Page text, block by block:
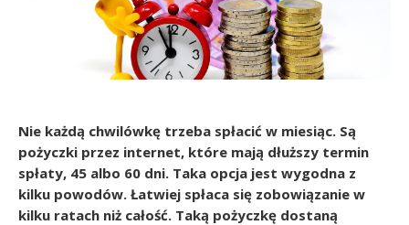
Nie każdą chwilówkę trzeba spłacić w miesiąc. Są
pożyczki przez internet, które mają dłuższy termin
spłaty, 45 albo 60 dni. Taka opcja jest wygodna z
kilku powodów. Łatwiej spłaca się zobowiązanie w
kilku ratach niż całość. Taką pożyczkę dostaną